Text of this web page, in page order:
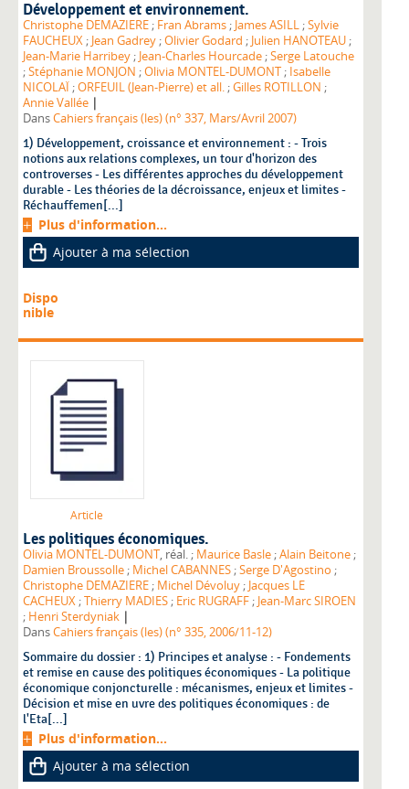
Développement et environnement.
Christophe DEMAZIERE ; Fran Abrams ; James ASILL ;Sylvie
FAUCHEUX ; Jean Gadrey ;Olivier Godard ; Julien HANOTEAU ;
Jean-Marie Harribey ; Jean-Charles Hourcade ;Serge Latouche
;Stéphanie MONJON ;Olivia MONTEL-DUMONT ; Isabelle
NICOLAÏ ;ORFEUIL (Jean-Pierre) et all. ;Gilles ROTILLON ;
Annie Vallée |
DansCahiers français (les) (n° 337, Mars/Avril 2007)
1) Développement, croissance et environnement : - Trois
notions aux relations complexes, un tour d'horizon des
controverses - Les différentes approches du développement
durable - Les théories de la décroissance, enjeux et limites -
Réchauffemen[...]
Plus d'information...
Ajouter à ma sélection
Dispo
nible
Article
Les politiques économiques.
Olivia MONTEL-DUMONT , réal. ; Maurice Basle ;Alain Beitone ;
Damien Broussolle ; Michel CABANNES ;Serge D'Agostino ;
Christophe DEMAZIERE ; Michel Dévoluy ; Jacques LE
CACHEUX ;Thierry MADIES ; Eric RUGRAFF ; Jean-Marc SIROEN
; Henri Sterdyniak |
DansCahiers français (les) (n° 335, 2006/11-12)
Sommaire du dossier : 1) Principes et analyse : - Fondements
et remise en cause des politiques économiques - La politique
économique conjoncturelle : mécanismes, enjeux et limites -
Décision et mise en uvre des politiques économiques : de
l'Eta[...]
Plus d'information...
Ajouter à ma sélection